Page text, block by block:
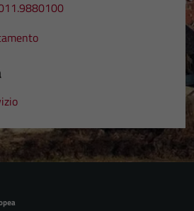
funzionamento
informazioni
personali.